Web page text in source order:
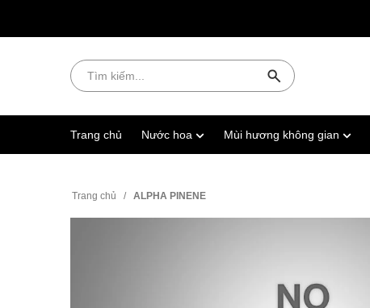
Trang chủ Nước hoa Mùi hương không gian
Trang chủ / ALPHA PINENE